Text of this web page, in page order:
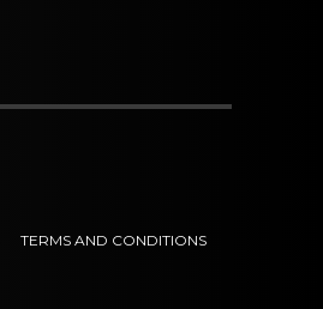
TERMS AND CONDITIONS